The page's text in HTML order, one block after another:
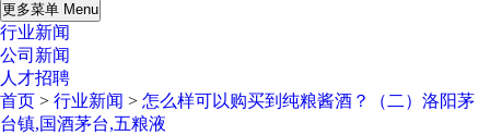
更多菜单 Menu
行业新闻
公司新闻
人才招聘
首页 > 行业新闻 > 怎么样可以购买到纯粮酱酒？（二）洛阳茅
台镇,国酒茅台,五粮液